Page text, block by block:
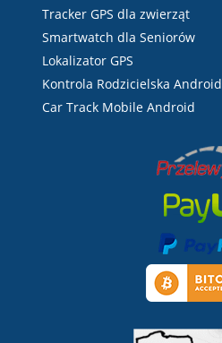
Tracker GPS dla zwierząt
Smartwatch dla Seniorów
Lokalizator GPS
Kontrola Rodzicielska Android
Car Track Mobile Android